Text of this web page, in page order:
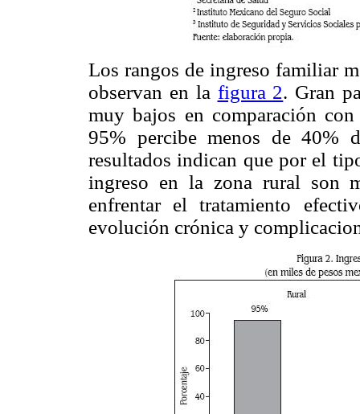
Los rangos de ingreso familiar
observan en la figura 2. Gran
muy bajos en comparación
95% percibe menos de 40%
resultados indican que por el
ingreso en la zona rural son
enfrentar el tratamiento
evolución crónica y